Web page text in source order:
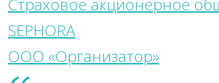
SEPHORA
ООО «Организатор»